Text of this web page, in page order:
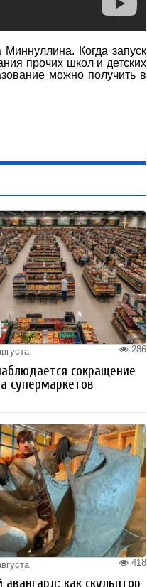
Когда запуск
прочих школ и детских
можно получить в
286
сокращение
супермаркетов
418
авангард: как скульптор